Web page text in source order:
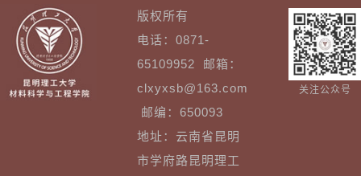
版权所有
电话：0871-
65109952 邮箱：
clxyxsb@163.com
邮编：650093
地址：云南省昆明
市学府路昆明理工
关注公众号